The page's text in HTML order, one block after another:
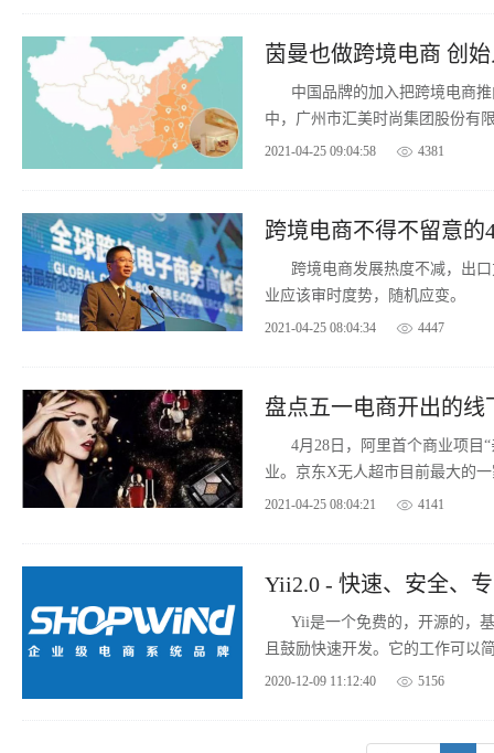
茵曼也做跨境电商 创
中国品牌的加入把跨境电商
中，广州市汇美时尚集团股份有
美集团出战海外市场的规划，以
2021-04-25 09:04:58 4381
跨境电商不得不留意的
跨境电商发展热度不减，出
业应该审时度势，随机应变。
2021-04-25 08:04:34 4447
盘点五一电商开出的线
4月28日，阿里首个商业项目
业。京东X无人超市目前最大的
2021-04-25 08:04:21 4141
Yii2.0 - 快速、安全、
Yii是一个免费的，开源的，
且鼓励快速开发。它的工作可以
扩展和可维护的终端产品。
2020-12-09 11:12:40 5156